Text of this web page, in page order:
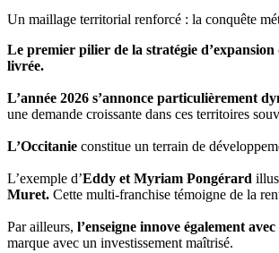
Un maillage territorial renforcé : la conquête
Le premier pilier de la stratégie
livrée.
L’année 2026 s’annonce particulièrement
une demande croissante dans ces territoires
L’Occitanie constitue un terrain de
L’exemple d’Eddy et Myriam Pongérard
Muret. Cette multi-franchise témoigne de la
Par ailleurs, l’enseigne innove également
marque avec un investissement maîtrisé.